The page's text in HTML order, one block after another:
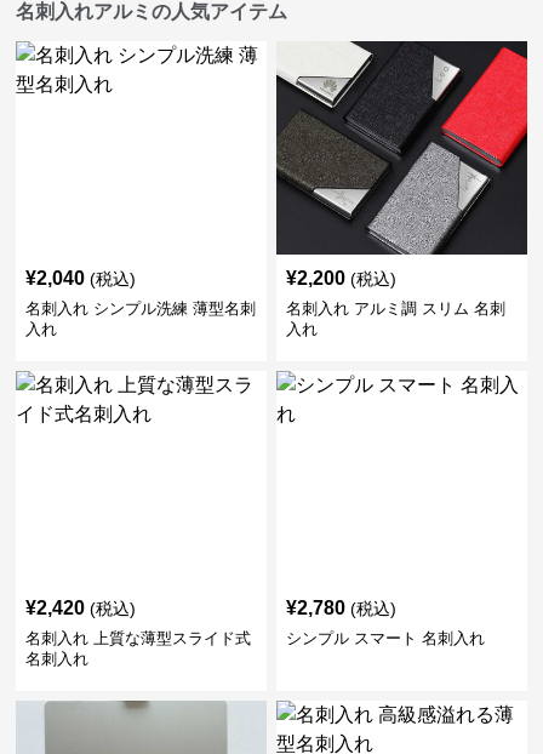
名刺入れアルミの人気アイテム
¥2,040 (税込)
名刺入れ シンプル洗練 薄型名刺
入れ
¥2,200 (税込)
名刺入れ アルミ調 スリム 名刺
入れ
¥2,420 (税込)
名刺入れ 上質な薄型スライド式
名刺入れ
¥2,780 (税込)
シンプル スマート 名刺入れ